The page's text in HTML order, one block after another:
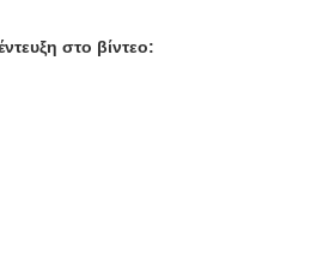
στο βίντεο: